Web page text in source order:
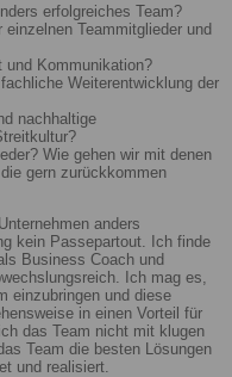
erfolgreiches Team?
Teammitglieder und
und Kommunikation?
Weiterentwicklung der
nachhaltige
Wie gehen wir mit denen
gern zurückkommen
anders
kein Passepartout. Ich finde
Business Coach und
Ich mag es,
einzubringen und diese
in einen Vorteil für
das Team nicht mit klugen
Team die besten Lösungen
und realisiert.